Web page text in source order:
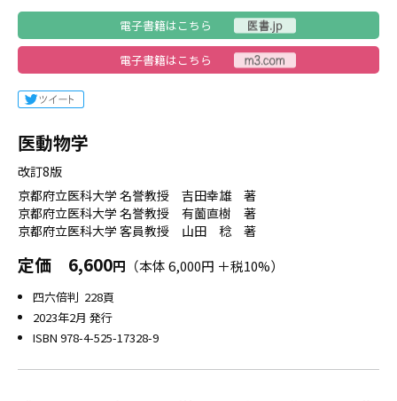
電子書籍はこちら
電子書籍はこちら
医動物学
改訂8版
京都府立医科大学 名誉教授 吉田幸雄 著
京都府立医科大学 名誉教授 有薗直樹 著
京都府立医科大学 客員教授 山田 稔 著
定価 6,600円 （本体 6,000円 ＋税10%）
四六倍判 228頁
2023年2月 発行
ISBN 978-4-525-17328-9